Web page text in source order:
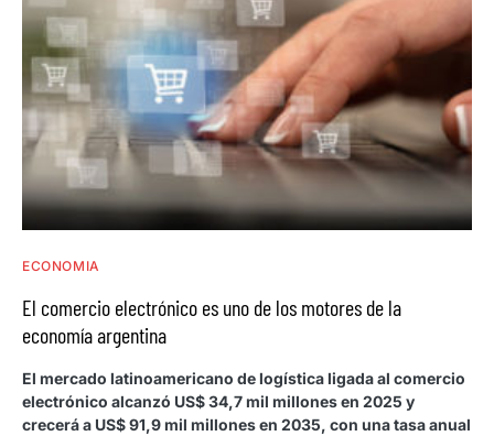
ECONOMIA
El comercio electrónico es uno de los motores de la
economía argentina
El mercado latinoamericano de logística ligada al comercio
electrónico alcanzó US$ 34,7 mil millones en 2025 y
crecerá a US$ 91,9 mil millones en 2035, con una tasa anual